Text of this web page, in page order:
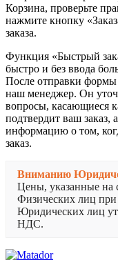
Корзина, проверьте
нажмите кнопку
заказа.
Функция «Быстрый
быстро и без ввода
После отправки формы
наш менеджер. Он
вопросы, касающиеся
подтвердит ваш заказ,
информацию о том,
заказ.
Вниманию
Цены, указанные на
Физических лиц
Юридических лиц
НДС.